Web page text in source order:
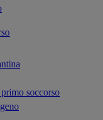
soccorso